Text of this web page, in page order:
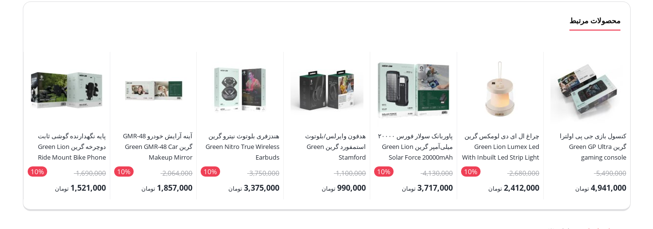
محصولات مرتبط
کنسول بازی جی پی اولترا
گرین Green GP Ultra
gaming console
5,490,000قیمت
اصلی:
بود.
4,941,000 تومان
چراغ ال ای دی لومکس گرین
Green Lion Lumex Led
With Inbuilt Led Strip Light
10% 2,680,000قیمت
اصلی:
بود.
2,412,000 تومان
پاوربانک سولار فورس ۲۰۰۰۰
میلی‌آمپر گرین Green Lion
Solar Force 20000mAh
10% 4,130,000قیمت
اصلی:
بود.
3,717,000 تومان
هدفون وایرلس/بلوتوث
استمفورد گرین Green
Stamford
Headphon
1,100,000قیمت
اصلی:
بود.
990,000 تومان
هندزفری بلوتوث نیترو گرین
Green Nitro True Wireless
Earbuds
10% 3,750,000قیمت
اصلی:
بود.
3,375,000 تومان
آینه آرایش خودرو GMR-48
گرین Green GMR-48 Car
Makeup Mirror
10% 2,064,000قیمت
اصلی:
بود.
1,857,000 تومان
پایه نگهدارنده گوشی ثابت
دوچرخه گرین Green Lion
Ride Mount Bike Phone
10% 1,690,000قیمت
اصلی:
بود.
1,521,000 تومان